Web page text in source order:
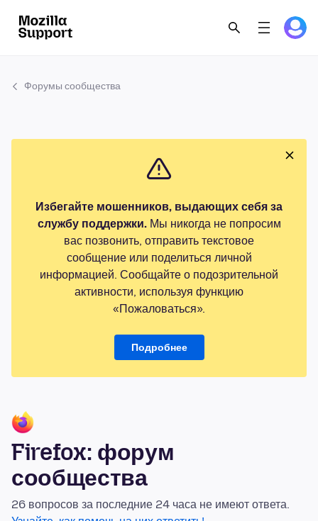
Форумы сообщества
Избегайте мошенников, выдающих себя за
службу поддержки.Мы никогда не попросим
вас позвонить, отправить текстовое
сообщение или поделиться личной
информацией. Сообщайте о подозрительной
активности, используя функцию
«Пожаловаться».
Подробнее
Firefox: форум
сообщества
26 вопросов за последние 24 часа не имеют ответа.